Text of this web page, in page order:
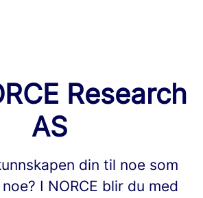
Research
AS
din til noe som
I NORCE blir du med